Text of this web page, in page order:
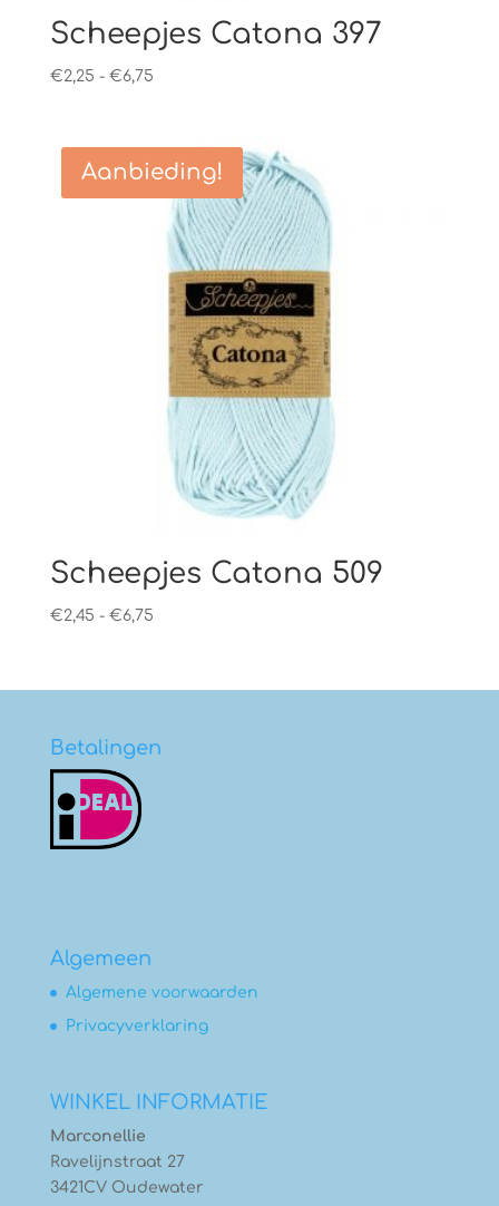
Scheepjes Catona 397
€2,25 - €6,75Prijsklasse:
€6,75
Aanbieding!
Scheepjes Catona 509
€2,45 - €6,75Prijsklasse:
€6,75
Betalingen
Algemeen
Algemene voorwaarden
Privacyverklaring
WINKEL INFORMATIE
Marconellie
Ravelijnstraat 27
3421CV Oudewater